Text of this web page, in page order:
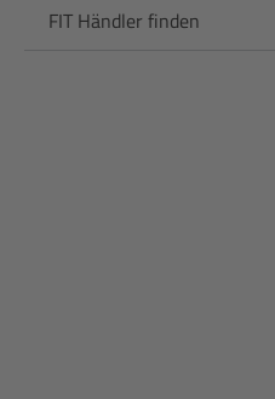
FIT Händler finden